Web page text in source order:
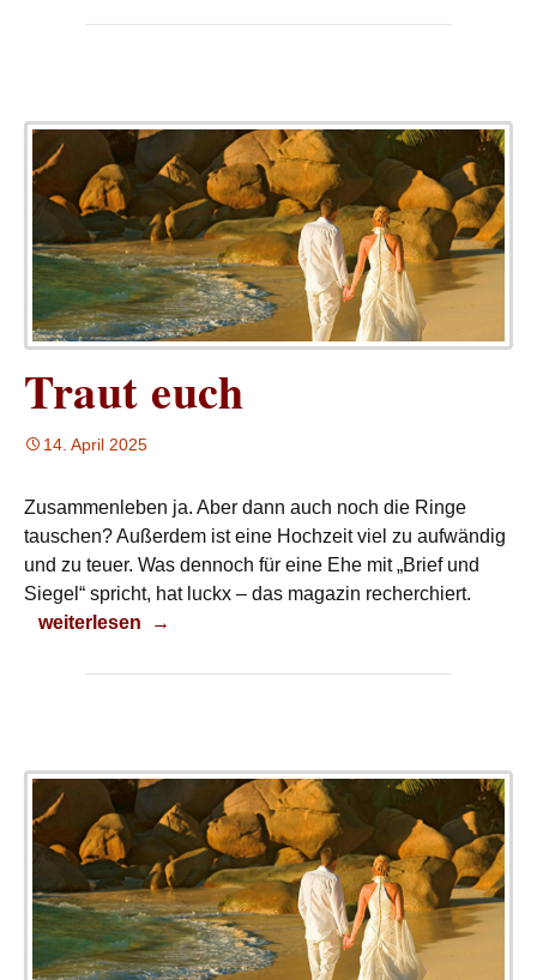
Traut euch
14. April 2025
Zusammenleben ja. Aber dann auch noch die Ringe
tauschen? Außerdem ist eine Hochzeit viel zu aufwändig
und zu teuer. Was dennoch für eine Ehe mit „Brief und
Siegel“ spricht, hat luckx – das magazin recherchiert.
Traut euch
weiterlesen →